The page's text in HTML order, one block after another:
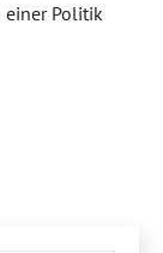
einer Politik